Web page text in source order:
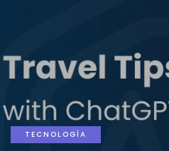
TECNOLOGÍA